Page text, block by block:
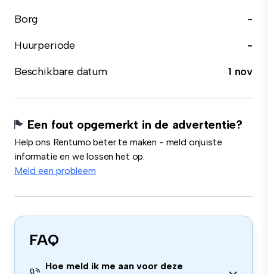
Borg
-
Huurperiode
-
Beschikbare datum
1 nov
Een fout opgemerkt in de advertentie?
Help ons Rentumo beter te maken - meld onjuiste
informatie en we lossen het op.
Meld een probleem
FAQ
Hoe meld ik me aan voor deze